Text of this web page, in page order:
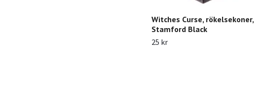
Witches Curse, rökelsekoner,
Stamford Black
25 kr